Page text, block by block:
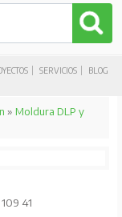
SERVICIOS
BLOG
» Moldura DLP y
41